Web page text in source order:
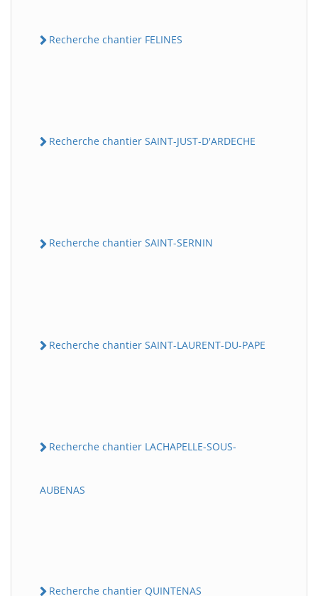
Recherche chantier FELINES
Recherche chantier SAINT-JUST-D'ARDECHE
Recherche chantier SAINT-SERNIN
Recherche chantier SAINT-LAURENT-DU-PAPE
Recherche chantier LACHAPELLE-SOUS-
AUBENAS
Recherche chantier QUINTENAS